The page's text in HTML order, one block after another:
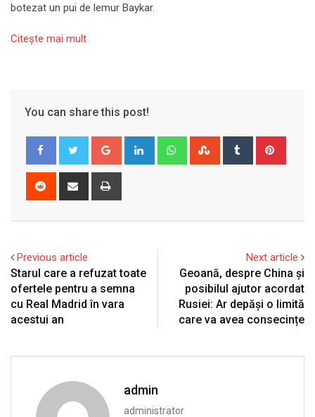
botezat un pui de lemur Baykar.
Citeşte mai mult
You can share this post!
Google+ LinkedIn WhatsappStumbleUpon
Tumblr
Reddit
Share
Previous article
Starul care a refuzat toate
ofertele pentru a semna
cu Real Madrid în vara
acestui an
Next article
Geoană, despre China și
posibilul ajutor acordat
Rusiei: Ar depăși o limită
care va avea consecințe
admin
administrator